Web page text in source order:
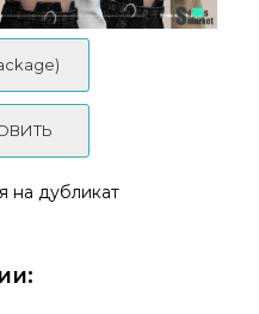
Leah Lillith
на дубликат